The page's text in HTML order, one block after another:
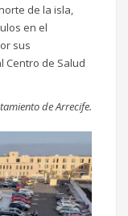
de la isla,
en el
sus
Centro de Salud
de Arrecife.